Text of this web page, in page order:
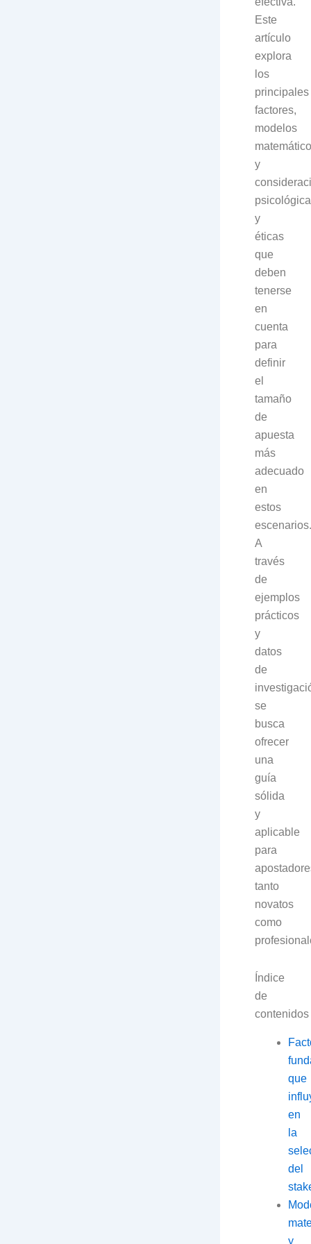
Este
artículo
explora
los
principales
factores,
modelos
y
y
éticas
que
deben
tenerse
en
cuenta
para
definir
el
tamaño
de
apuesta
más
adecuado
en
estos
escenarios.
A
través
de
ejemplos
prácticos
y
datos
de
se
busca
ofrecer
una
guía
sólida
y
aplicable
para
tanto
novatos
como
Índice
de
contenidos
que
en
la
del
y